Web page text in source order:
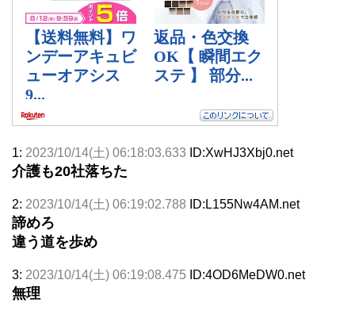
1: 2023/10/14(土) 06:18:03.633 ID:XwHJ3Xbj0.net
介護も20社落ちた
2: 2023/10/14(土) 06:19:02.788 ID:L155Nw4AM.net
諦めろ
違う道を歩め
3: 2023/10/14(土) 06:19:08.475 ID:4OD6MeDW0.net
無理